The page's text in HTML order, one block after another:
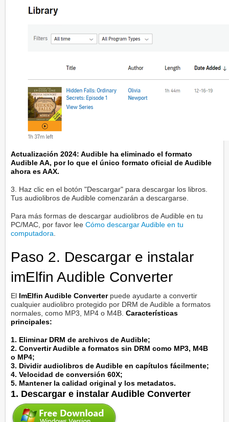
Actualización 2024: Audible ha eliminado el formato
Audible AA, por lo que el único formato oficial de Audible
ahora es AAX.
3. Haz clic en el botón "Descargar" para descargar los libros.
Tus audiolibros de Audible comenzarán a descargarse.
Para más formas de descargar audiolibros de Audible en tu
PC/MAC, por favor leeCómo descargar Audible en tu
computadora.
Paso 2. Descargar e instalar
imElfin Audible Converter
El ImElfin Audible Converterpuede ayudarte a convertir
cualquier audiolibro protegido por DRM de Audible a formatos
normales, como MP3, MP4 o M4B.Características
principales:
1. Eliminar DRM de archivos de Audible;
2. Convertir Audible a formatos sin DRM como MP3, M4B
o MP4;
3. Dividir audiolibros de Audible en capítulos fácilmente;
4. Velocidad de conversión 60X;
5. Mantener la calidad original y los metadatos.
1. Descargar e instalar Audible Converter